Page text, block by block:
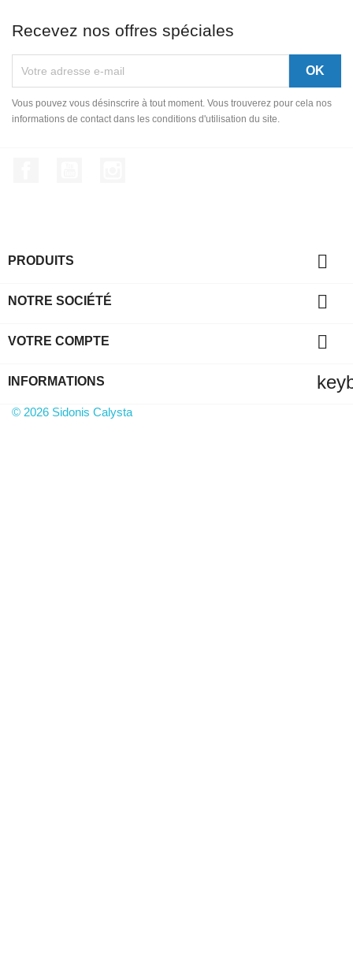
Recevez nos offres spéciales
Vous pouvez vous désinscrire à tout moment. Vous trouverez pour cela nos
informations de contact dans les conditions d'utilisation du site.
PRODUITS 
NOTRE SOCIÉTÉ 
VOTRE COMPTE 
INFORMATIONS
© 2026 Sidonis Calysta